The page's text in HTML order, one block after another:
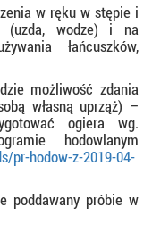
w ręku w stępie i
(uzda, wodze) i na
łańcuszków,
możliwość zdania
własną uprząż) –
ogiera wg.
hodowlanym
pr-hodow-z-2019-04-
poddawany próbie w